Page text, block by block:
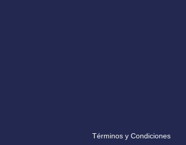
Términos y Condiciones